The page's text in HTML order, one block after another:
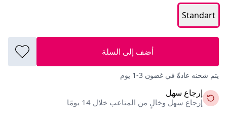
Standart
أضف إلى السلة
يتم شحنه عادةً في غضون 3-1 يوم
إرجاع سهل
إرجاع سهل وخالٍ من المتاعب خلال 14 يومًا